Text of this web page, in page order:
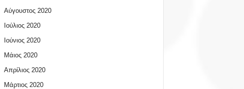
Αύγουστος 2020
Ιούλιος 2020
Ιούνιος 2020
Μάιος 2020
Απρίλιος 2020
Μάρτιος 2020